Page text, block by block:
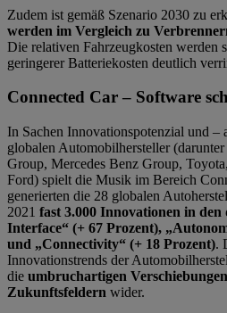
Zudem ist gemäß Szenario 2030 zu
werden im Vergleich zu
Die relativen Fahrzeugkosten werden
geringerer Batteriekosten deutlich
Connected Car – Software
In Sachen Innovationspotenzial und –
globalen Automobilhersteller
Group, Mercedes Benz Group,
Ford) spielt die Musik im Bereich
generierten die 28 globalen
2021 fast 3.000 Innovationen in
Interface“ (+ 67 Prozent),
und „Connectivity“ (+ 18 Prozent).
Innovationstrends der
die umbruchartigen
Zukunftsfeldern wider.